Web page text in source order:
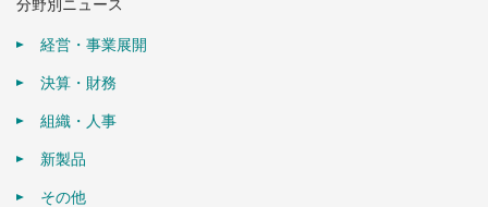
分野別ニュース
経営・事業展開
決算・財務
組織・人事
新製品
その他